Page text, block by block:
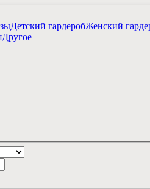
Детский гардеробЖенский
Другое